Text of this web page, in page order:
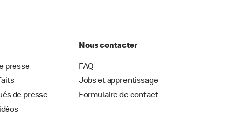
presse
de presse
Nous contacter
FAQ
Jobs et apprentissage
Formulaire de contact